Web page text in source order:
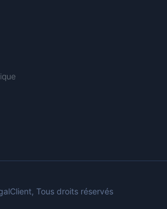
Tous droits réservés